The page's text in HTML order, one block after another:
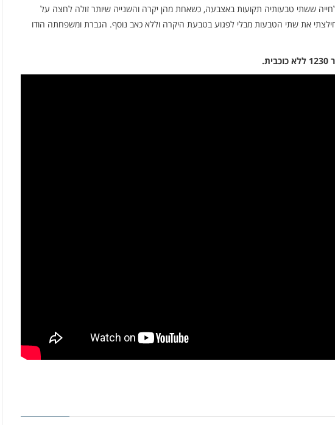
מספר: “‏כשהגעתי למקום ראיתי גברת בשנות ה-50 לחייה ששתי טבעותיה תקועות באצבעה, כשאחת מהן יקרה והשנייה שיותר זולה לחצה על
את שתי הטבעות מבלי לפגוע בטבעת היקרה וללא כאב נוסף. הגברת ומשפחתה הודו